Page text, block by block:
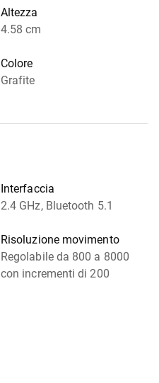
Altezza
4.58 cm
Colore
Grafite
Interfaccia
2.4 GHz, Bluetooth 5.1
Risoluzione movimento
Regolabile da 800 a 8000
con incrementi di 200